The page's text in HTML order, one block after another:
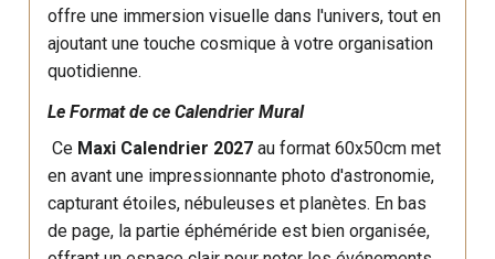
offre une immersion visuelle dans l'univers, tout en
ajoutant une touche cosmique à votre organisation
quotidienne.
Le Format de ce Calendrier Mural
Ce Maxi Calendrier 2027 au format 60x50cm met
en avant une impressionnante photo d'astronomie,
capturant étoiles, nébuleuses et planètes. En bas
de page, la partie éphéméride est bien organisée,